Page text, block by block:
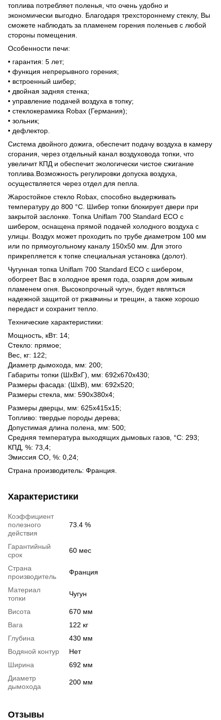
топлива потребляет поленья, что очень удобно и
экономически выгодно. Благодаря трехстороннему стеклу, Вы
сможете наблюдать за пламенем горения поленьев с любой
стороны помещения.
Особенности печи:
• гарантия: 5 лет;
• функция непрерывного горения;
• встроенный шибер;
• двойная задняя стенка;
• управление подачей воздуха в топку;
• стеклокерамика Robax (Германия);
• зольник;
• дефлектор.
Система двойного дожига, обеспечит подачу воздуха в камеру
сгорания, через отдельный канал воздуховода топки, что
увеличит КПД и обеспечит экологически чистое сжигание
топлива.Возможность регулировки допуска воздуха,
осуществляется через отдел для пепла.
Жаростойкое стекло Robax, способно выдерживать
температуру до 800 °С. Шибер топки блокирует двери при
закрытой заслонке. Топка Uniflam 700 Standard ЕСО с
шибером, оснащена прямой подачей холодного воздуха с
улицы. Воздух может проходить по трубе диаметром 100 мм
или по прямоугольному каналу 150х50 мм. Для этого
прикрепляется к топке специальная установка (долот).
Чугунная топка Uniflam 700 Standard ЕСО с шибером,
обогреет Вас в холодное время года, озаряя дом живым
пламенем огня. Высокопрочный чугун, будет являться
надежной защитой от ржавчины и трещин, а также хорошо
передаст и сохранит тепло.
Технические характеристики:
Мощность, кВт: 14;
Стекло: прямое;
Вес, кг: 122;
Диаметр дымохода, мм: 200;
Габариты топки (ШхВхГ), мм: 692х670х430;
Размеры фасада: (ШхВ), мм: 692х520;
Размеры стекла, мм: 590х380х4;
Размеры дверцы, мм: 625х415х15;
Топливо: твердые породы дерева;
Допустимая длина полена, мм: 500;
Средняя температура выходящих дымовых газов, °С: 293;
КПД, %: 73,4;
Эмиссия СО, %: 0,24;
Страна производитель: Франция.
Характеристики
Коэффициент
полезного
действия
73.4 %
Гарантийный
срок
60 мес
Страна
производитель
Франция
Материал
топки
Чугун
Висота
670 мм
Вага
122 кг
Глубина
430 мм
Водяной контур
Нет
Ширина
692 мм
Диаметр
дымохода
200 мм
Отзывы